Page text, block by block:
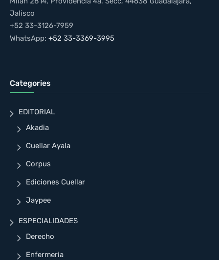
Jalisco
+52 33-3126-7959
WhatsApp: +52 33-3369-3995
Categories
EDITORIAL
Akadia
Cuellar Ayala
Corpus
Ediciones Cuellar
Jaypee
ESPECIALIDADES
Derecho
Enfermeria